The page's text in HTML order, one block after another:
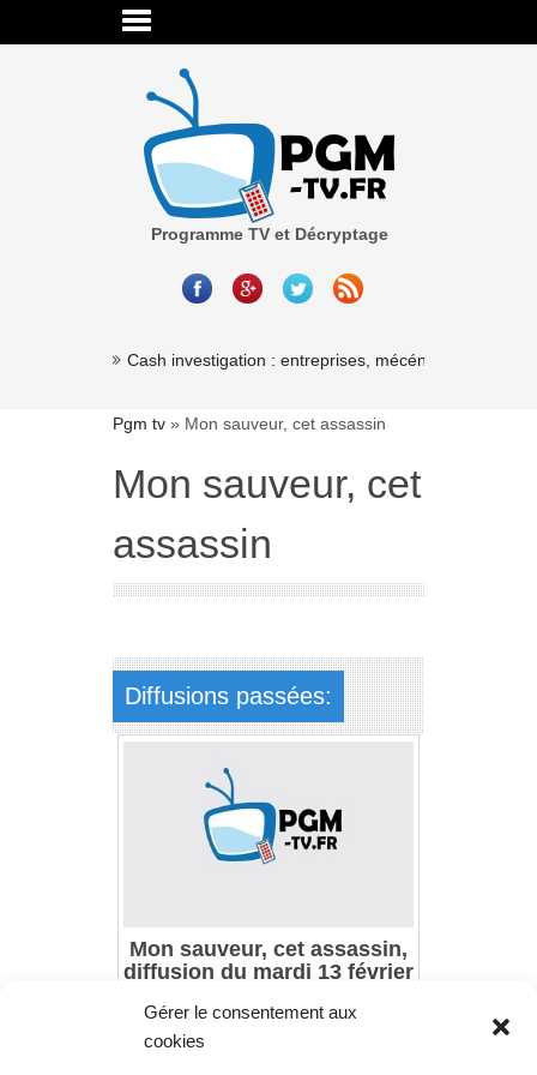
Gérer le consentement aux
cookies
Programme TV et Décryptage
Cash investigation : entreprises, mécénat,
Pgm tv » Mon sauveur, cet assassin
Mon sauveur, cet
assassin
Diffusions passées:
Mon sauveur, cet assassin,
diffusion du mardi 13 février